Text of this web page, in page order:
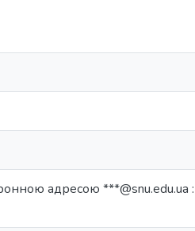
адресою ***@snu.edu.ua :